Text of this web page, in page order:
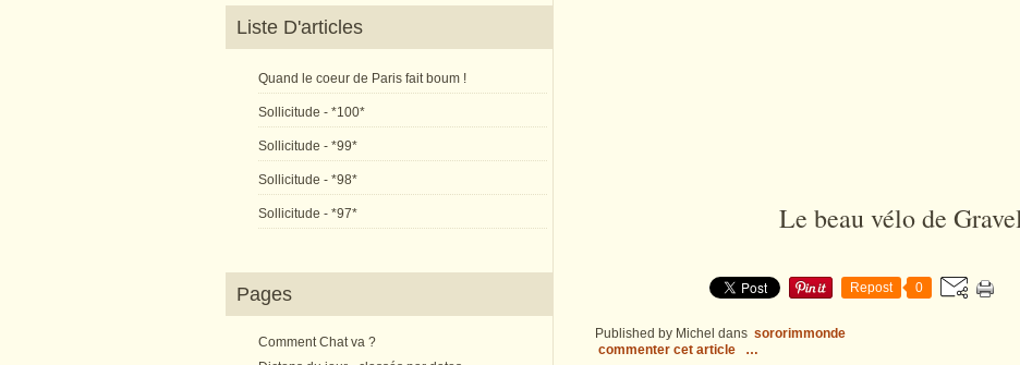
Liste D'articles
Quand le coeur de Paris fait boum !
Sollicitude - *100*
Sollicitude - *99*
Sollicitude - *98*
Sollicitude - *97*
Pages
Comment Chat va ?
Le beau vélo de
Repost 0
Published by Michel dans sororimmonde
commenter cet article
…